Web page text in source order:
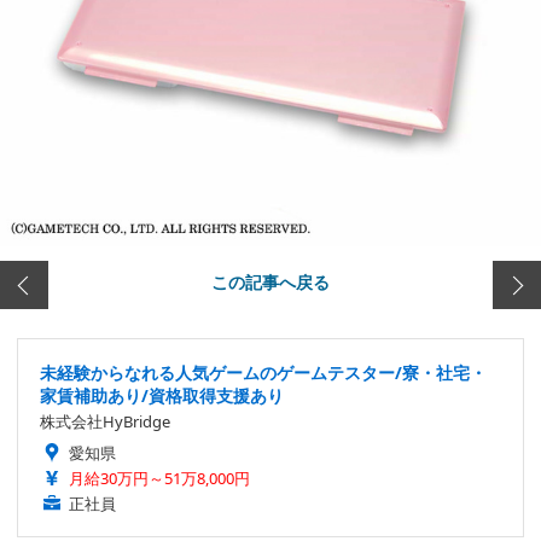
この記事へ戻る
未経験からなれる人気ゲームのゲームテスター/寮・社宅・
家賃補助あり/資格取得支援あり
株式会社HyBridge
愛知県
月給30万円～51万8,000円
正社員